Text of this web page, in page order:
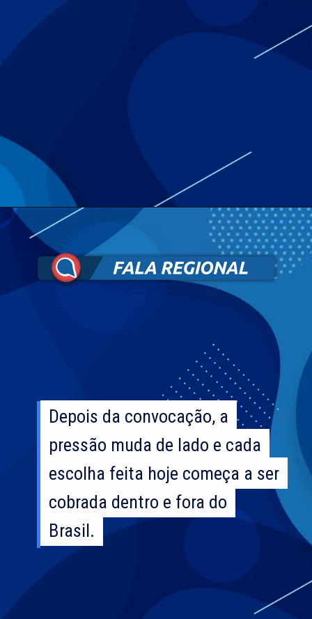
Depois da convocação, a
pressão muda de lado e cada
escolha feita hoje começa a ser
cobrada dentro e fora do
Brasil.
Depois da convocação, a
pressão muda de lado e cada
escolha feita hoje começa a ser
cobrada dentro e fora do
Brasil.